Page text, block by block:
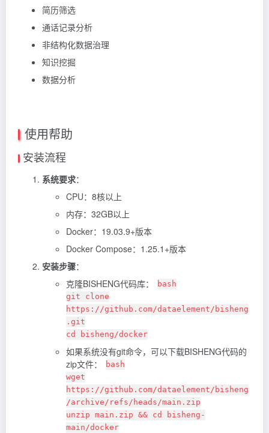
简历筛选
通话记录分析
非结构化数据治理
知识挖掘
数据分析
使用帮助
安装流程
系统要求：
CPU：8核以上
内存：32GB以上
Docker：19.03.9+版本
Docker Compose：1.25.1+版本
安装步骤：
克隆BISHENG代码库：
bash
git clone
https://github.com/dataelement/bisheng
.git
cd bisheng/docker
如果系统没有git命令，可以下载BISHENG代码的
zip文件：
bash
wget
https://github.com/dataelement/bisheng
/archive/refs/heads/main.zip
unzip main.zip && cd bisheng-
main/docker